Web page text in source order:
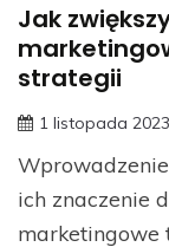
Jak
strategii
1 listopada 2023
ich znaczenie
marketingowe